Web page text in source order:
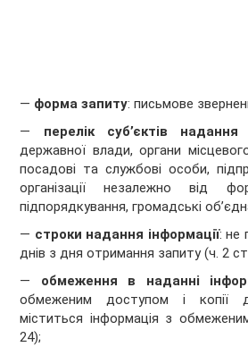
— форма запиту: письмове
— перелік суб’єктів надання
державної влади, органи
посадові та службові особи,
організації незалежно від
підпорядкування, громадські
— строки надання інформації: не
днів з дня отримання запиту (ч. 2
— обмеження в наданні
обмеженим доступом і копії
міститься інформація з
24);